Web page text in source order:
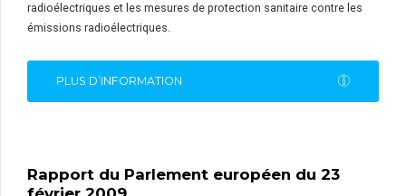
radioélectriques et les mesures de protection sanitaire contre les
émissions radioélectriques.
PLUS D’INFORMATION
Rapport du Parlement européen du 23